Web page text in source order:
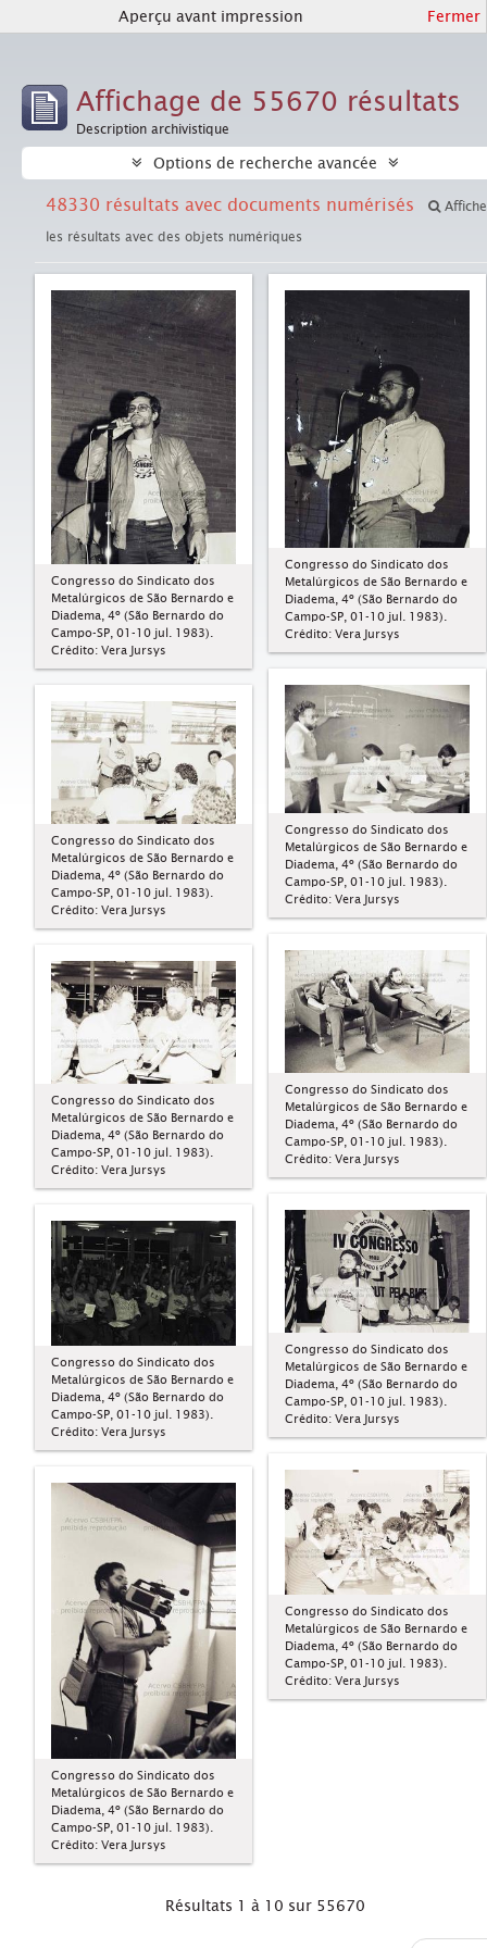
Aperçu avant impression Fermer
Affichage de 55670 résultats
Description archivistique
Options de recherche avancée
48330 résultats avec documents numérisés
les résultats avec des objets numériques
Congresso do Sindicato dos
Metalúrgicos de São Bernardo e
Diadema, 4º (São Bernardo do
Campo-SP, 01-10 jul. 1983).
Crédito: Vera Jursys
Congresso do Sindicato dos
Metalúrgicos de São Bernardo e
Diadema, 4º (São Bernardo do
Campo-SP, 01-10 jul. 1983).
Crédito: Vera Jursys
Congresso do Sindicato dos
Metalúrgicos de São Bernardo e
Diadema, 4º (São Bernardo do
Campo-SP, 01-10 jul. 1983).
Crédito: Vera Jursys
Congresso do Sindicato dos
Metalúrgicos de São Bernardo e
Diadema, 4º (São Bernardo do
Campo-SP, 01-10 jul. 1983).
Crédito: Vera Jursys
Congresso do Sindicato dos
Metalúrgicos de São Bernardo e
Diadema, 4º (São Bernardo do
Campo-SP, 01-10 jul. 1983).
Crédito: Vera Jursys
Congresso do Sindicato dos
Metalúrgicos de São Bernardo e
Diadema, 4º (São Bernardo do
Campo-SP, 01-10 jul. 1983).
Crédito: Vera Jursys
Congresso do Sindicato dos
Metalúrgicos de São Bernardo e
Diadema, 4º (São Bernardo do
Campo-SP, 01-10 jul. 1983).
Crédito: Vera Jursys
Congresso do Sindicato dos
Metalúrgicos de São Bernardo e
Diadema, 4º (São Bernardo do
Campo-SP, 01-10 jul. 1983).
Crédito: Vera Jursys
Congresso do Sindicato dos
Metalúrgicos de São Bernardo e
Diadema, 4º (São Bernardo do
Campo-SP, 01-10 jul. 1983).
Crédito: Vera Jursys
Congresso do Sindicato dos
Metalúrgicos de São Bernardo e
Diadema, 4º (São Bernardo do
Campo-SP, 01-10 jul. 1983).
Crédito: Vera Jursys
Résultats 1 à 10 sur 55670